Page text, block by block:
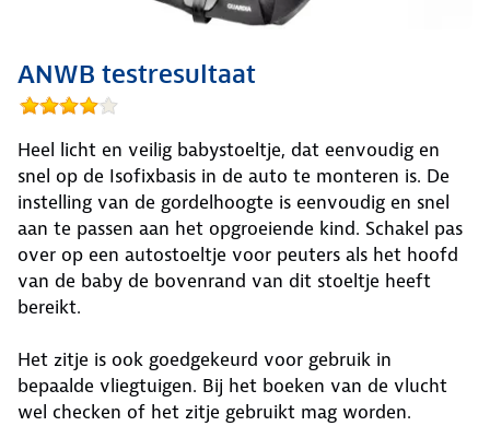
ANWB testresultaat
Heel licht en veilig babystoeltje, dat eenvoudig en
snel op de Isofixbasis in de auto te monteren is. De
instelling van de gordelhoogte is eenvoudig en snel
aan te passen aan het opgroeiende kind. Schakel pas
over op een autostoeltje voor peuters als het hoofd
van de baby de bovenrand van dit stoeltje heeft
bereikt.
Het zitje is ook goedgekeurd voor gebruik in
bepaalde vliegtuigen. Bij het boeken van de vlucht
wel checken of het zitje gebruikt mag worden.